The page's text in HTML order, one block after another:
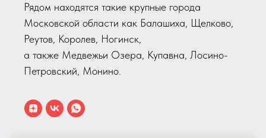
Рядом находятся такие крупные города
Московской области как Балашиха, Щелково,
Реутов, Королев, Ногинск,
а также Медвежьи Озера, Купавна, Лосино-
Петровский, Монино.